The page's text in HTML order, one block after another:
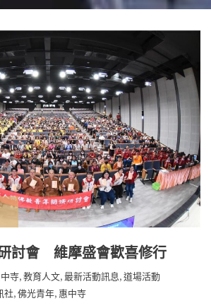
討會 維摩盛會歡喜修行
寺,教育人文,最新活動訊息,道場活動
社,佛光青年, 惠中寺